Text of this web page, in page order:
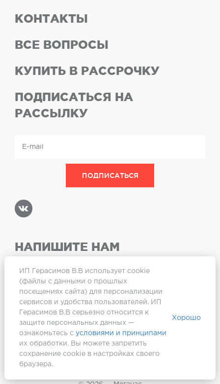
КОНТАКТЫ
ВСЕ ВОПРОСЫ
КУПИТЬ В РАССРОЧКУ
ПОДПИСАТЬСЯ НА
РАССЫЛКУ
НАПИШИТЕ НАМ
ИП Герасимов В.В использует cookie
(файлы с данными о прошлых
посещениях сайта) для персонализации
сервисов и удобства пользователей. ИП
Герасимов В.В серьезно относится к
защите персональных данных —
ознакомьтесь с условиями и принципами
их обработки. Вы можете запретить
сохранение cookie в настройках своего
браузера.
Хорошо